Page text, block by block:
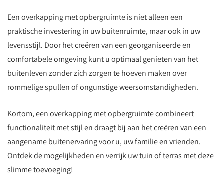
Een overkapping met opbergruimte is niet alleen een
praktische investering in uw buitenruimte, maar ook in uw
levensstijl. Door het creëren van een georganiseerde en
comfortabele omgeving kunt u optimaal genieten van het
buitenleven zonder zich zorgen te hoeven maken over
rommelige spullen of ongunstige weersomstandigheden.
Kortom, een overkapping met opbergruimte combineert
functionaliteit met stijl en draagt bij aan het creëren van een
aangename buitenervaring voor u, uw familie en vrienden.
Ontdek de mogelijkheden en verrijk uw tuin of terras met deze
slimme toevoeging!